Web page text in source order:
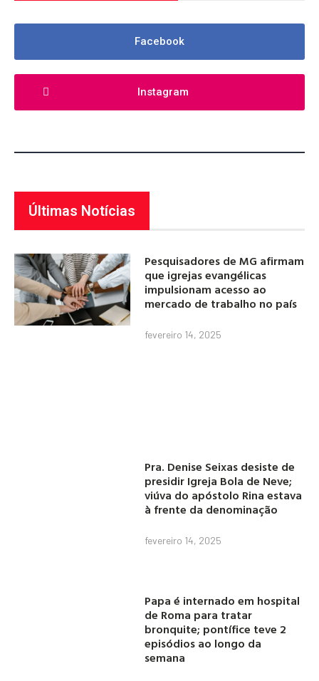
Facebook
Instagram
Últimas Notícias
Pesquisadores de MG afirmam
que igrejas evangélicas
impulsionam acesso ao
mercado de trabalho no país
fevereiro 14, 2025
Pra. Denise Seixas desiste de
presidir Igreja Bola de Neve;
viúva do apóstolo Rina estava
à frente da denominação
fevereiro 14, 2025
Papa é internado em hospital
de Roma para tratar
bronquite; pontífice teve 2
episódios ao longo da
semana